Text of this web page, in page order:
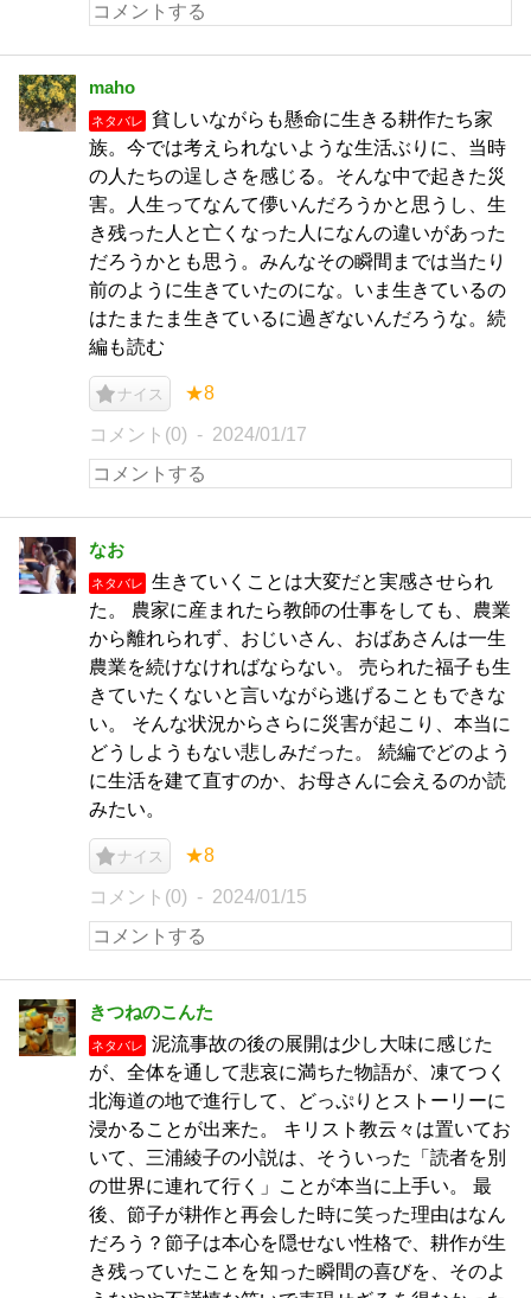
maho
ネタバレ
貧しいながらも懸命に生きる耕作たち家
族。今では考えられないような生活ぶりに、当時
の人たちの逞しさを感じる。そんな中で起きた災
害。人生ってなんて儚いんだろうかと思うし、生
き残った人と亡くなった人になんの違いがあった
だろうかとも思う。みんなその瞬間までは当たり
前のように生きていたのにな。いま生きているの
はたまたま生きているに過ぎないんだろうな。続
編も読む
ナイス ★8
コメント(0) 2024/01/17
なお
ネタバレ
生きていくことは大変だと実感させられ
た。 農家に産まれたら教師の仕事をしても、農業
から離れられず、おじいさん、おばあさんは一生
農業を続けなければならない。 売られた福子も生
きていたくないと言いながら逃げることもできな
い。 そんな状況からさらに災害が起こり、本当に
どうしようもない悲しみだった。 続編でどのよう
に生活を建て直すのか、お母さんに会えるのか読
みたい。
ナイス ★8
コメント(0) 2024/01/15
きつねのこんた
ネタバレ
泥流事故の後の展開は少し大味に感じた
が、全体を通して悲哀に満ちた物語が、凍てつく
北海道の地で進行して、どっぷりとストーリーに
浸かることが出来た。 キリスト教云々は置いてお
いて、三浦綾子の小説は、そういった「読者を別
の世界に連れて行く」ことが本当に上手い。 最
後、節子が耕作と再会した時に笑った理由はなん
だろう？節子は本心を隠せない性格で、耕作が生
き残っていたことを知った瞬間の喜びを、そのよ